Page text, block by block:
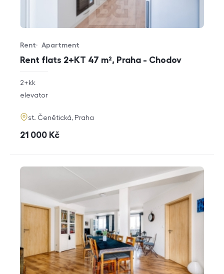
Rent flats 2+KT 47 m², Praha - Chodov
Offer type
Rent
Property type
Apartment
rozměry
disposition
2+kk
funkce
elevator
adresa
st. Čenětická, Praha
cena
21 000 Kč